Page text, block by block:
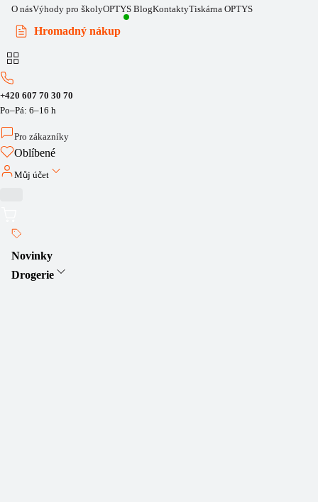
O násVýhody pro školyOPTYS BlogKontaktyTiskárna OPTYS
Hromadný nákup
+420 607 70 30 70
Po–Pá: 6–16 h
Pro zákazníky
Oblíbené
Můj účet
Novinky
Drogerie